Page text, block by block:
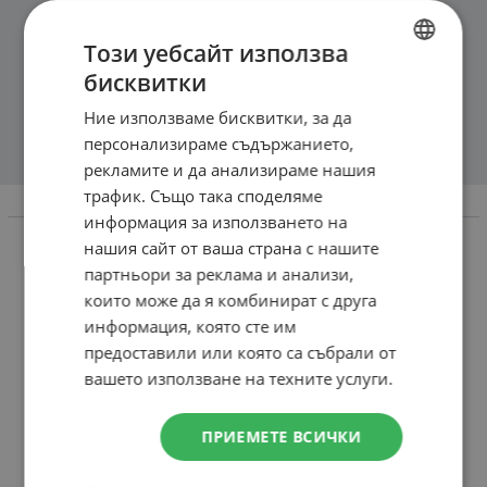
Информация
Доставка и плащане
Връщане и замяна
Общи условия за ползване
Политика за поверителност
Политика за използване на бисквитки
При възникване на спор, свързан с покупка онлайн,
можете да ползвате сайта ОРС
Този уебсайт използва
бисквитки
Ние използваме бисквитки, за да
персонализираме съдържанието,
рекламите и да анализираме нашия
трафик. Също така споделяме
информация за използването на
нашия сайт от ваша страна с нашите
партньори за реклама и анализи,
които може да я комбинират с друга
информация, която сте им
предоставили или която са събрали от
вашето използване на техните услуги.
ПРИЕМЕТЕ ВСИЧКИ